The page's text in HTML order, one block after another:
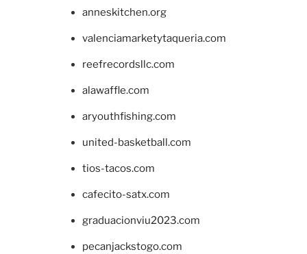
anneskitchen.org
valenciamarketytaqueria.com
reefrecordsllc.com
alawaffle.com
aryouthfishing.com
united-basketball.com
tios-tacos.com
cafecito-satx.com
graduacionviu2023.com
pecanjackstogo.com